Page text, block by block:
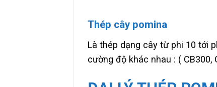
Thép cây pomina
Là thép dạng cây từ phi 10 tới
cường độ khác nhau : ( CB300,